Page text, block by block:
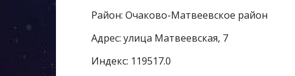
Район: Очаково-Матвеевское район
Адрес: улица Матвеевская, 7
Индекс: 119517.0